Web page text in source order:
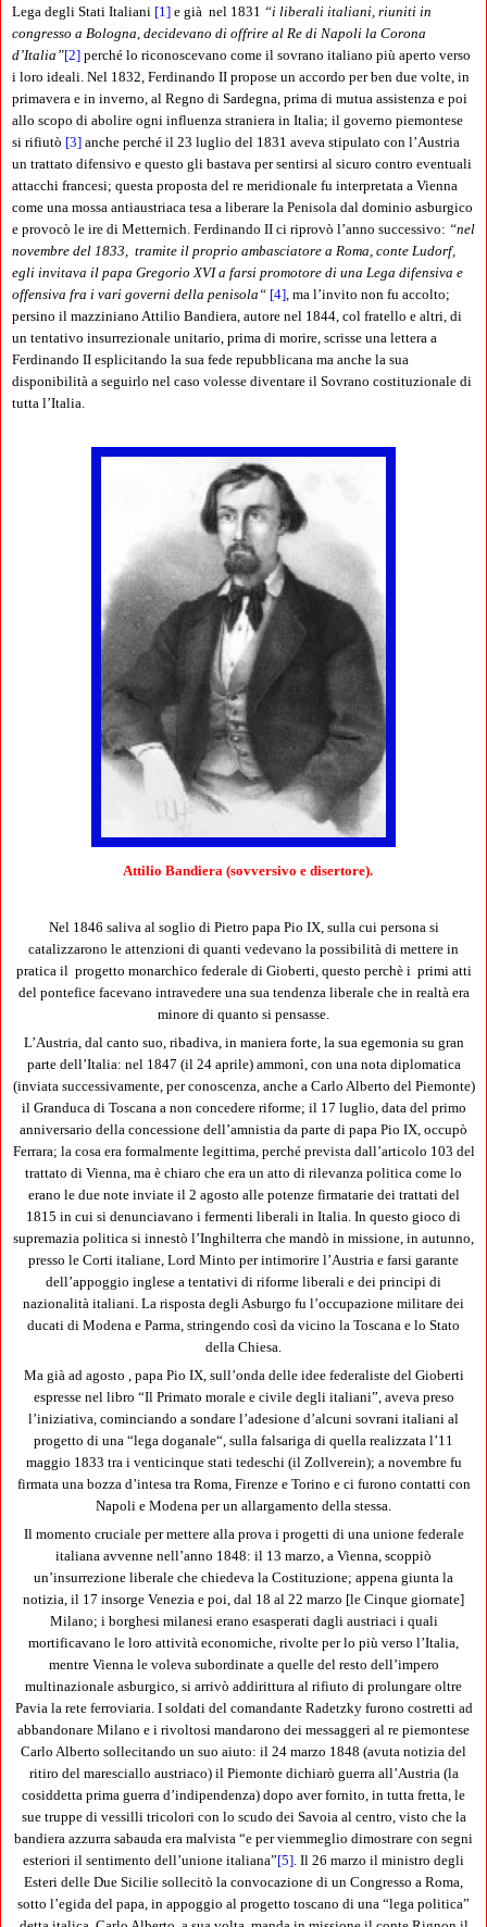
Lega degli Stati Italiani [1] e già nel 1831 “i liberali italiani, riuniti in
congresso a Bologna, decidevano di offrire al Re di Napoli la Corona
d’Italia”[2] perché lo riconoscevano come il sovrano italiano più aperto verso
i loro ideali. Nel 1832, Ferdinando II propose un accordo per ben due volte, in
primavera e in inverno, al Regno di Sardegna, prima di mutua assistenza e poi
allo scopo di abolire ogni influenza straniera in Italia; il governo piemontese
si rifiutò [3] anche perché il 23 luglio del 1831 aveva stipulato con l’Austria
un trattato difensivo e questo gli bastava per sentirsi al sicuro contro eventuali
attacchi francesi; questa proposta del re meridionale fu interpretata a Vienna
come una mossa antiaustriaca tesa a liberare la Penisola dal dominio asburgico
e provocò le ire di Metternich. Ferdinando II ci riprovò l’anno successivo: “nel
novembre del 1833, tramite il proprio ambasciatore a Roma, conte Ludorf,
egli invitava il papa Gregorio XVI a farsi promotore di una Lega difensiva e
offensiva fra i vari governi della penisola“ [4], ma l’invito non fu accolto;
persino il mazziniano Attilio Bandiera, autore nel 1844, col fratello e altri, di
un tentativo insurrezionale unitario, prima di morire, scrisse una lettera a
Ferdinando II esplicitando la sua fede repubblicana ma anche la sua
disponibilità a seguirlo nel caso volesse diventare il Sovrano costituzionale di
tutta l’Italia.
Attilio Bandiera (sovversivo e disertore).
Nel 1846 saliva al soglio di Pietro papa Pio IX, sulla cui persona si
catalizzarono le attenzioni di quanti vedevano la possibilità di mettere in
pratica il progetto monarchico federale di Gioberti, questo perchè i primi atti
del pontefice facevano intravedere una sua tendenza liberale che in realtà era
minore di quanto si pensasse.
L’Austria, dal canto suo, ribadiva, in maniera forte, la sua egemonia su gran
parte dell’Italia: nel 1847 (il 24 aprile) ammonì, con una nota diplomatica
(inviata successivamente, per conoscenza, anche a Carlo Alberto del Piemonte)
il Granduca di Toscana a non concedere riforme; il 17 luglio, data del primo
anniversario della concessione dell’amnistia da parte di papa Pio IX, occupò
Ferrara; la cosa era formalmente legittima, perché prevista dall’articolo 103 del
trattato di Vienna, ma è chiaro che era un atto di rilevanza politica come lo
erano le due note inviate il 2 agosto alle potenze firmatarie dei trattati del
1815 in cui si denunciavano i fermenti liberali in Italia. In questo gioco di
supremazia politica si innestò l’Inghilterra che mandò in missione, in autunno,
presso le Corti italiane, Lord Minto per intimorire l’Austria e farsi garante
dell’appoggio inglese a tentativi di riforme liberali e dei principi di
nazionalità italiani. La risposta degli Asburgo fu l’occupazione militare dei
ducati di Modena e Parma, stringendo così da vicino la Toscana e lo Stato
della Chiesa.
Ma già ad agosto , papa Pio IX, sull’onda delle idee federaliste del Gioberti
espresse nel libro “Il Primato morale e civile degli italiani”, aveva preso
l’iniziativa, cominciando a sondare l’adesione d’alcuni sovrani italiani al
progetto di una “lega doganale“, sulla falsariga di quella realizzata l’11
maggio 1833 tra i venticinque stati tedeschi (il Zollverein); a novembre fu
firmata una bozza d’intesa tra Roma, Firenze e Torino e ci furono contatti con
Napoli e Modena per un allargamento della stessa.
Il momento cruciale per mettere alla prova i progetti di una unione federale
italiana avvenne nell’anno 1848: il 13 marzo, a Vienna, scoppiò
un’insurrezione liberale che chiedeva la Costituzione; appena giunta la
notizia, il 17 insorge Venezia e poi, dal 18 al 22 marzo [le Cinque giornate]
Milano; i borghesi milanesi erano esasperati dagli austriaci i quali
mortificavano le loro attività economiche, rivolte per lo più verso l’Italia,
mentre Vienna le voleva subordinate a quelle del resto dell’impero
multinazionale asburgico, si arrivò addirittura al rifiuto di prolungare oltre
Pavia la rete ferroviaria. I soldati del comandante Radetzky furono costretti ad
abbandonare Milano e i rivoltosi mandarono dei messaggeri al re piemontese
Carlo Alberto sollecitando un suo aiuto: il 24 marzo 1848 (avuta notizia del
ritiro del maresciallo austriaco) il Piemonte dichiarò guerra all’Austria (la
cosiddetta prima guerra d’indipendenza) dopo aver fornito, in tutta fretta, le
sue truppe di vessilli tricolori con lo scudo dei Savoia al centro, visto che la
bandiera azzurra sabauda era malvista “e per viemmeglio dimostrare con segni
esteriori il sentimento dell’unione italiana”[5]. Il 26 marzo il ministro degli
Esteri delle Due Sicilie sollecitò la convocazione di un Congresso a Roma,
sotto l’egida del papa, in appoggio al progetto toscano di una “lega politica”